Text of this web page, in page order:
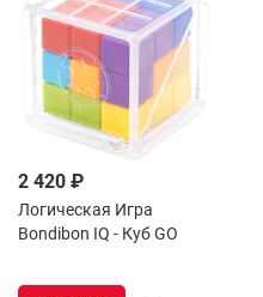
2 420 ₽
Логическая Игра
Bondibon IQ - Куб GO